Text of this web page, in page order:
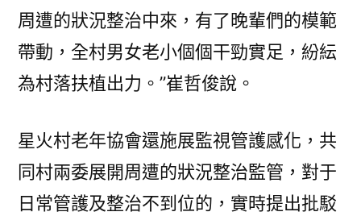
周遭的狀況整治中來，有了晚輩們的模範
帶動，全村男女老小個個干勁實足，紛紜
為村落扶植出力。”崔哲俊說。
星火村老年協會還施展監視管護感化，共
同村兩委展開周遭的狀況整治監管，對于
日常管護及整治不到位的，實時提出批駁